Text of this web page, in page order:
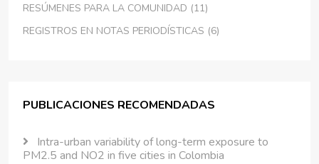
RESÚMENES PARA LA COMUNIDAD (11)
REGISTROS EN NOTAS PERIODÍSTICAS (6)
PUBLICACIONES RECOMENDADAS
Intra-urban variability of long-term exposure to
PM2.5 and NO2 in five cities in Colombia